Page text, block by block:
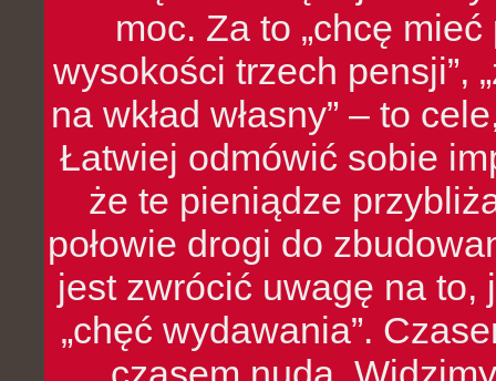
moc. Za to „chcę
wysokości trzech pensji”,
na wkład własny” – to
Łatwiej odmówić sobie
że te pieniądze
połowie drogi do
jest zwrócić uwagę na to,
„chęć wydawania”.